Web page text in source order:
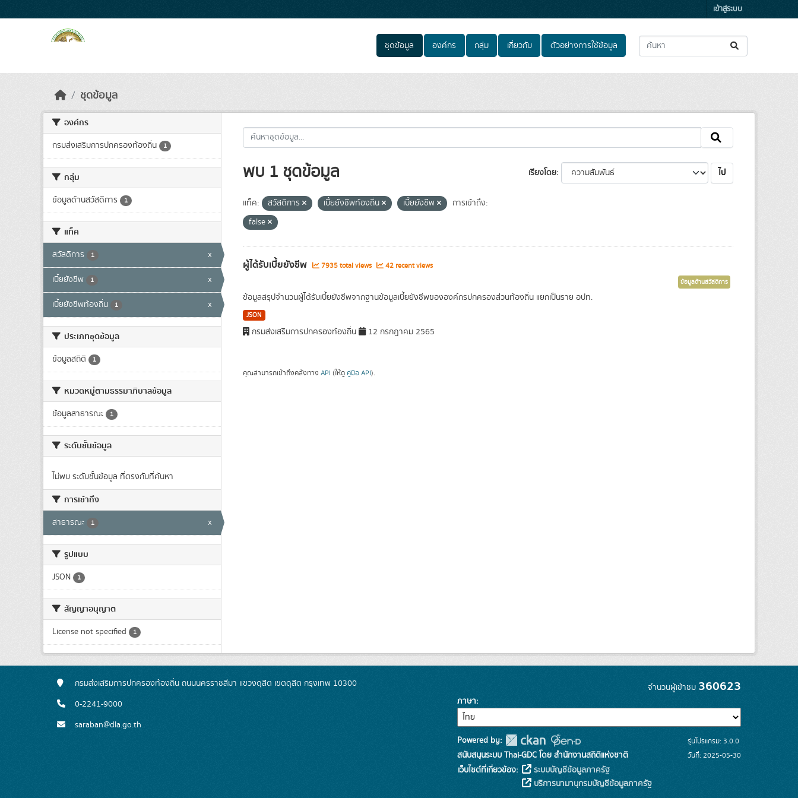
เข้าสู่ระบบ
ชุดข้อมูล องค์กร กลุ่ม เกี่ยวกับ ตัวอย่างการใช้ข้อมูล
ชุดข้อมูล
องค์กร
กรมส่งเสริมการปกครองท้องถิ่น 1
กลุ่ม
ข้อมูลด้านสวัสดิการ 1
แท็ค
สวัสดิการ 1 x
เบี้ยยังชีพ 1 x
เบี้ยยังชีพท้องถิ่น 1 x
ประเภทชุดข้อมูล
ข้อมูลสถิติ 1
หมวดหมู่ตามธรรมาภิบาลข้อมูล
ข้อมูลสาธารณะ 1
ระดับชั้นข้อมูล
ไม่พบ ระดับชั้นข้อมูล ที่ตรงกับที่ค้นหา
การเข้าถึง
สาธารณะ 1 x
รูปแบบ
JSON 1
สัญญาอนุญาต
License not specified 1
เรียงโดย ไป
พบ 1 ชุดข้อมูล
แท็ค: สวัสดิการ เบี้ยยังชีพท้องถิ่น เบี้ยยังชีพ
การเข้าถึง:
false
ผู้ได้รับเบี้ยยังชีพ 7935 total views 42 recent views
ข้อมูลด้านสวัสดิการ
ข้อมูลสรุปจำนวนผู้ได้รับเบี้ยยังชีพจากฐานข้อมูลเบี้ยยังชีพขององค์กรปกครองส่วนท้องถิ่น แยกเป็นราย อปท.
JSON
กรมส่งเสริมการปกครองท้องถิ่น 12 กรกฎาคม 2565
คุณสามารถเข้าถึงคลังทาง API (ให้ดู คู่มือ API).
กรมส่งเสริมการปกครองท้องถิ่น ถนนนครราชสีมา แขวงดุสิต เขตดุสิต กรุงเทพ 10300
0-2241-9000
saraban@dla.go.th
จำนวนผู้เข้าชม 360623
ภาษา
Powered by:
สนับสนุนระบบ Thai-GDC โดย สำนักงานสถิติแห่งชาติ
เว็บไซต์ที่เกี่ยวข้อง:
ระบบบัญชีข้อมูลภาครัฐ
บริการนามานุกรมบัญชีข้อมูลภาครัฐ
รุ่นโปรแกรม: 3.0.0
วันที่: 2025-05-30